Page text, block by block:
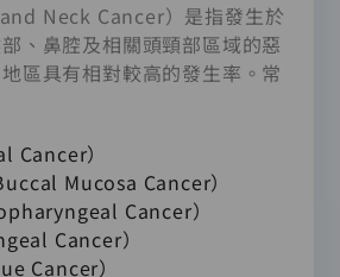
Neck Cancer）是指發生於
、鼻腔及相關頭頸部區域的惡
區具有相對較高的發生率。常
Cancer）
Mucosa Cancer）
Cancer）
Cancer）
Cancer）